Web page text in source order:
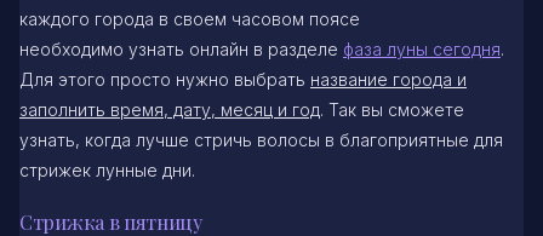
каждого города в своем часовом поясе
необходимо узнать онлайн в разделе фаза луны сегодня.
Для этого просто нужно выбрать название города и
заполнить время, дату, месяц и год. Так вы сможете
узнать, когда лучше стричь волосы в благоприятные для
стрижек лунные дни.
Стрижка в пятницу